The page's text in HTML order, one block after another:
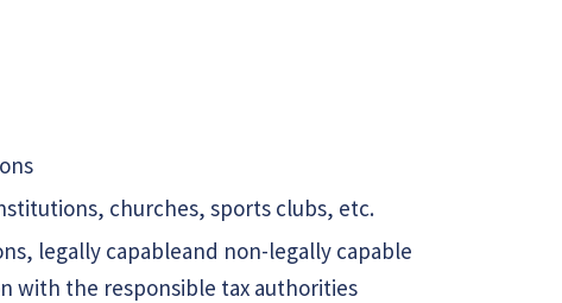
churches, sports clubs, etc.
legally capableand non-legally capable
with the responsible tax authorities